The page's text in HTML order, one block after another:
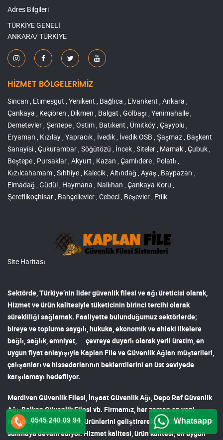
Adres Bilgileri
TÜRKİYE GENELİ
ANKARA/ TÜRKİYE
HİZMET BÖLGELERİMİZ
Sincan , Etimesgut , Yenikent , Bağlıca , Elvankent , Ankara ,
Çankaya , Keçiören , Dikmen , Balgat , Gölbaşı , Yenimahalle ,
Demetevler , Şentepe , Ostim , Batıkent , Ümitköy , Çayyolu ,
Eryaman , Kızılay , Yapracık , İvedik , İvedik OSB , Şaşmaz , Başkent
Sanayisi , Çukurambar , Söğütözü , İncek , Siteler , Mamak , Çubuk ,
Beştepe , Pursaklar , Akyurt , Kazan , Çamlıdere , Polatlı ,
Kızılcahamam , Sıhhiye , Kalecik , Altındağ , Ayaş , Baypazarı ,
Elmadağ , Güdül , Haymana , Nallıhan , Çankaya Koru ,
Şereflikoçhisar , Bahçelievler , Cebeci , Beşevler , Etlik
Site Haritası
Sektörde, Türkiye’nin lidergüvenlik filesi ve ağı üreticisi olarak,
Hizmet ve ürün kalitesiyle tüketicinin birinci tercihi olarak
sürekliliği sağlamak. Faaliyette bulunduğumuz sektörlerde;
bireye ve topluma saygılı, hukuka, ekonomik ve ahlaki ilkelere
bağlı, sağlık, emniyet, çevreye duyarlı olarak yerli üretim, en
uygun fiyat anlayışıyla Kaplan File ve Güvenlik Ağları müşterileri,
çalışanları ve hissedarlarının beklentilerini en üst seviyede
karşılamayı hedefliyor.
Merdiven Güvenlik Filesi İnşaat Güvenlik Ağı Depo Raf Güvenlik
Ağı,Balkon Güvenlik Filesi vb. Firmamız, her zaman en yeni
teknolojiyi takip ederek, ürünlerini geliştirerek, yenilikçi çözümler
sunmaya devam ediyor. Hizmet kalitesi, ürün kalitesi, en uygun
0545 240 09 94 Whatsapp